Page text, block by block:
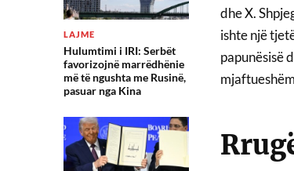
LAJME
Hulumtimi i IRI: Serbët
favorizojnë marrëdhënie
më të ngushta me Rusinë,
pasuar nga Kina
dhe X.
ishte një
papunësisë